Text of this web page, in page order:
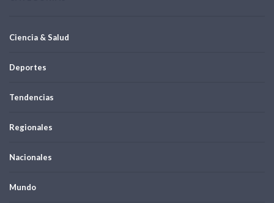
Ciencia & Salud
Deportes
Tendencias
Regionales
Nacionales
Mundo